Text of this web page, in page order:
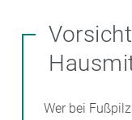
Wer bei